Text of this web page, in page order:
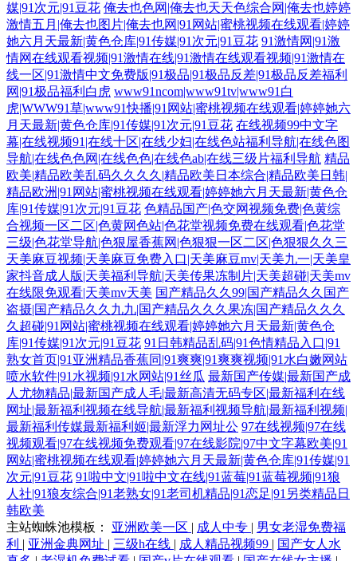
媒|91次元|91豆花 俺去也色网|俺去也天天色综合网|俺去也婷婷
激情五月|俺去也图片|俺去也网|91网站|蜜桃视频在线观看|婷婷
她六月天最新|黄色仓库|91传媒|91次元|91豆花 91激情网|91激
情网在线观看视频|91激情在线|91激情在线观看视频|91激情在
线一区|91激情中文免费版|91极品|91极品反差|91极品反差福利
网|91极品福利白虎 www91ncom|www91tv|www91白
虎|WWW91草|www91快播|91网站|蜜桃视频在线观看|婷婷她六
月天最新|黄色仓库|91传媒|91次元|91豆花 在线视频99中文字
幕|在线视频91|在线十区|在线少妇|在线色站福利导航|在线色图
导航|在线色色网|在线色色|在线色ab|在线三级片福利导航 精品
欧美|精品欧美乱码久久久久|精品欧美日本综合|精品欧美日韩|
精品欧洲|91网站|蜜桃视频在线观看|婷婷她六月天最新|黄色仓
库|91传媒|91次元|91豆花 色精品国产|色交网视频免费|色黄综
合视频一区二区|色黄网色站|色花堂视频免费在线观看|色花堂
三级|色花堂导航|色狠屋香蕉网|色狠狠一区二区|色狠狠久久三
天美麻豆视频|天美麻豆免费入口|天美麻豆mv|天美九一|天美皇
家抖音成人版|天美福利导航|天美传果冻制片|天美超碰|天美mv
在线限免观看|天美mv天美 国产精品久久99|国产精品久久国产
盗摄|国产精品久久九九|国产精品久久久果冻|国产精品久久久
久超碰|91网站|蜜桃视频在线观看|婷婷她六月天最新|黄色仓
库|91传媒|91次元|91豆花 91日韩精品乱码|91色情精品入口|91
熟女首页|91亚洲精品香蕉同|91爽爽|91爽爽视频|91水白嫩网站
喷水软件|91水视频|91水网站|91丝瓜 最新国产传媒|最新国产成
人尤物精品|最新国产成人毛|最新高清无码专区|最新福利在线
网址|最新福利视频在线导航|最新福利视频导航|最新福利视频|
最新福利传媒最新福利姬|最新浮力网址公 97在线视频|97在线
视频观看|97在线视频免费观看|97在线影院|97中文字幕欧美|91
网站|蜜桃视频在线观看|婷婷她六月天最新|黄色仓库|91传媒|91
次元|91豆花 91啦中文|91啦中文在线|91蓝莓|91蓝莓视频|91狼
人社|91狼友综合|91老熟女|91老司机精品|91恋足|91另类精品日
韩欧美
主站蜘蛛池模板： 亚洲欧美一区 | 成人中专 | 男女老湿免费福
利 | 亚洲金典网址 | 三级h在线 | 成人精品视频99 | 国产女人水